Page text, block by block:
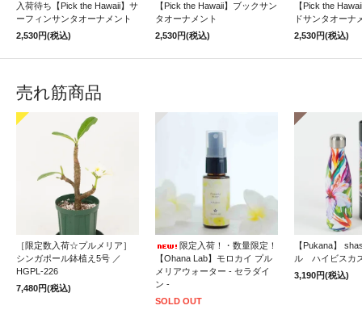
入荷待ち【Pick the Hawaii】サ
ーフィンサンタオーナメント
2,530円(税込)
【Pick the Hawaii】ブックサン
タオーナメント
2,530円(税込)
【Pick the
ドサンタオーナ
2,530円(税込)
売れ筋商品
［限定数入荷☆プルメリア］
シンガポール鉢植え5号 ／
HGPL-226
7,480円(税込)
限定入荷！・数量限定！
【Ohana Lab】モロカイ プル
メリアウォーター - セラダイ
ン -
SOLD OUT
【Pukana】
ル ハイビスカ
3,190円(税込)